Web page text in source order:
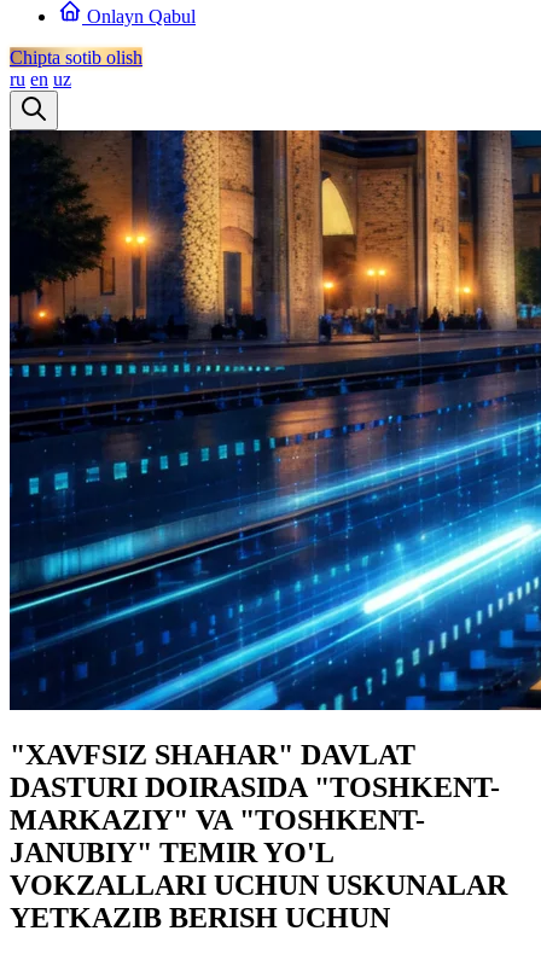
Onlayn Qabul
Chipta sotib olish
ru en uz
"XAVFSIZ SHAHAR" DAVLAT
DASTURI DOIRASIDA "TOSHKENT-
MARKAZIY" VA "TOSHKENT-
JANUBIY" TEMIR YO'L
VOKZALLARI UCHUN USKUNALAR
YETKAZIB BERISH UCHUN